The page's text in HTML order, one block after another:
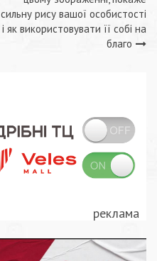
сильну рису вашої особистості
і як використовувати її собі на
благо